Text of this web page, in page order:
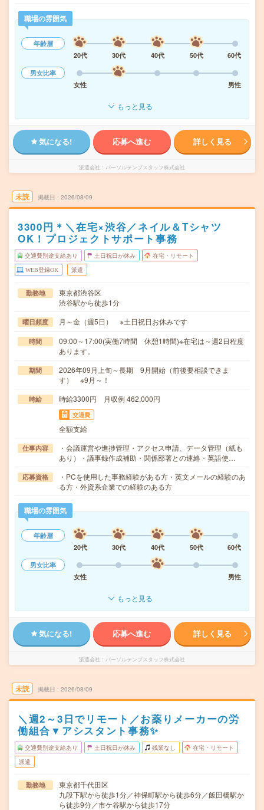
職場の雰囲気
年齢層
20代
30代 40代 50代
60代
男女比率
女性
男性
もっと見る
気になる! 応募へ進む 詳しく見る
派遣会社 パーソルテンプスタッフ株式会社
未読 掲載日 2026/08/09
3300円＊＼在宅×渋谷／ネイル＆Tシャツ
OK！プロジェクトサポート事務
交通費別途支給あり 土日祝日が休み 在宅・リモート
WEB登録OK 派遣
勤務地
東京都渋谷区
渋谷駅から徒歩1分
曜日頻度 月～金（週5日） ※土日祝日お休みです
時間
09:00～17:00(実働7時間 休憩1時間)※在宅は～週2日程度
あります。
期間
2026年09月上旬～長期 9月開始（前後要相談できま
す） ※9月～！
時給 時給3300円 月収例 462,000円
交通費
全額支給
仕事内容
・会議運営や進捗管理・アクセス申請、データ管理（紙も
あり）・議事録作成補助・関係部署との連絡・英語使…
応募資格
・PCを使用した事務経験がある方・英文メールの経験のあ
る方・外資系企業での経験のある方
職場の雰囲気
年齢層
20代
30代 40代 50代
60代
男女比率
女性
男性
もっと見る
気になる! 応募へ進む 詳しく見る
派遣会社 パーソルテンプスタッフ株式会社
未読 掲載日 2026/08/09
＼週2～3日でリモート／お薬りメーカーの労
働組合▼アシスタント事務✨
交通費別途支給あり 土日祝日が休み 残業なし 在宅・リモート
派遣
勤務地
東京都千代田区
九段下駅から徒歩1分／神保町駅から徒歩6分／飯田橋駅か
ら徒歩9分／市ケ谷駅から徒歩17分